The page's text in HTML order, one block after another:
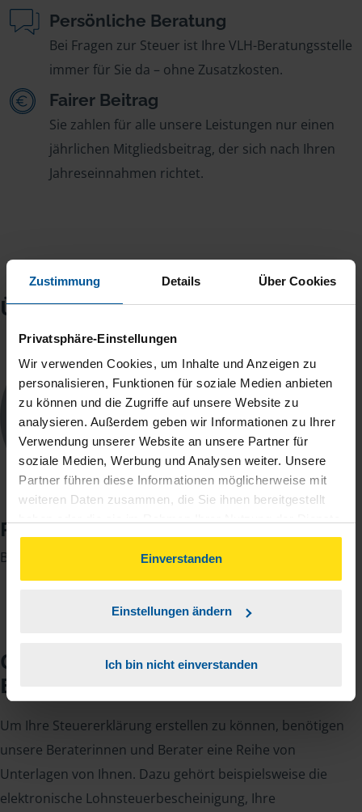
Zustimmung Details Über Cookies
Privatsphäre-Einstellungen
Wir verwenden Cookies, um Inhalte und Anzeigen zu
personalisieren, Funktionen für soziale Medien anbieten
zu können und die Zugriffe auf unsere Website zu
analysieren. Außerdem geben wir Informationen zu Ihrer
Verwendung unserer Website an unsere Partner für
soziale Medien, Werbung und Analysen weiter. Unsere
Partner führen diese Informationen möglicherweise mit
weiteren Daten zusammen, die Sie ihnen bereitgestellt
gesammelt haben. Indem Sie auf Einverstanden klicken,
können Sie der Verwendung von Cookies, gemäß
unserer
Einverstanden
Einstellungen ändern
Ich bin nicht einverstanden
Persönliche Beratung
Bei Fragen zur Steuer ist Ihre VLH-Beratungsstelle
immer für Sie da – ohne Zusatzkosten.
Fairer Beitrag
Sie zahlen für alle unsere Leistungen nur einen
jährlichen Mitgliedsbeitrag, der sich nach Ihren
Jahreseinnahmen richtet.
Über mich
Patrik Henkel
Beratungsstellenleiter
Checkliste für Ihr
Beratungsgespräch
Um Ihre Steuererklärung erstellen zu können, benötigen
unsere Beraterinnen und Berater eine Reihe von
Unterlagen von Ihnen. Dazu gehört beispielsweise die
elektronische Lohnsteuerbescheinigung, Ihre